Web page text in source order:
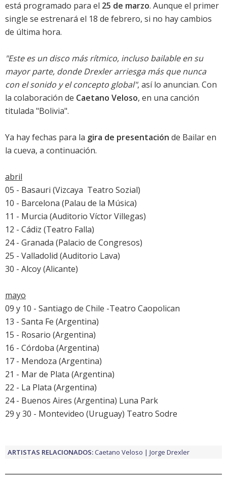
está programado para el 25 de marzo. Aunque el primer
single se estrenará el 18 de febrero, si no hay cambios
de última hora.
"Este es un disco más rítmico, incluso bailable en su
mayor parte, donde Drexler arriesga más que nunca
con el sonido y el concepto global", así lo anuncian. Con
la colaboración de Caetano Veloso, en una canción
titulada "Bolivia".
Ya hay fechas para la gira de presentación de Bailar en
la cueva, a continuación.
abril
05 - Basauri (Vizcaya  Teatro Sozial)
10 - Barcelona (Palau de la Música)
11 - Murcia (Auditorio Víctor Villegas)
12 - Cádiz (Teatro Falla)
24 - Granada (Palacio de Congresos)
25 - Valladolid (Auditorio Lava)
30 - Alcoy (Alicante)
mayo
09 y 10 - Santiago de Chile -Teatro Caopolican
13 - Santa Fe (Argentina)
15 - Rosario (Argentina)
16 - Córdoba (Argentina)
17 - Mendoza (Argentina)
21 - Mar de Plata (Argentina)
22 - La Plata (Argentina)
24 - Buenos Aires (Argentina) Luna Park
29 y 30 - Montevideo (Uruguay) Teatro Sodre
ARTISTAS RELACIONADOS:Caetano Veloso Jorge Drexler